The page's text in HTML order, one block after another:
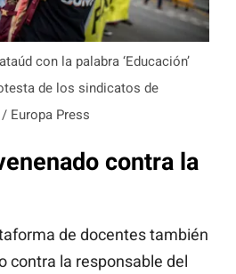
con la palabra ‘Educación’
de los sindicatos de
Europa Press
contra la
de docentes también
contra la responsable del